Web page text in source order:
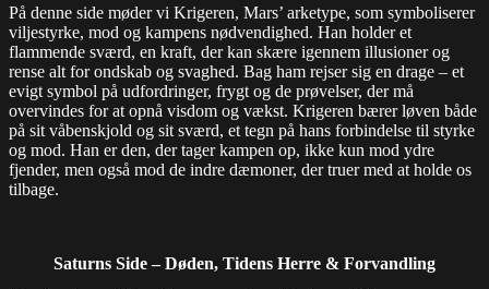
På denne side møder vi Krigeren, Mars’ arketype, som symboliserer
viljestyrke, mod og kampens nødvendighed. Han holder et
flammende sværd, en kraft, der kan skære igennem illusioner og
rense alt for ondskab og svaghed. Bag ham rejser sig en drage – et
evigt symbol på udfordringer, frygt og de prøvelser, der må
overvindes for at opnå visdom og vækst. Krigeren bærer løven både
på sit våbenskjold og sit sværd, et tegn på hans forbindelse til styrke
og mod. Han er den, der tager kampen op, ikke kun mod ydre
fjender, men også mod de indre dæmoner, der truer med at holde os
tilbage.
Saturns Side – Døden, Tidens Herre & Forvandling